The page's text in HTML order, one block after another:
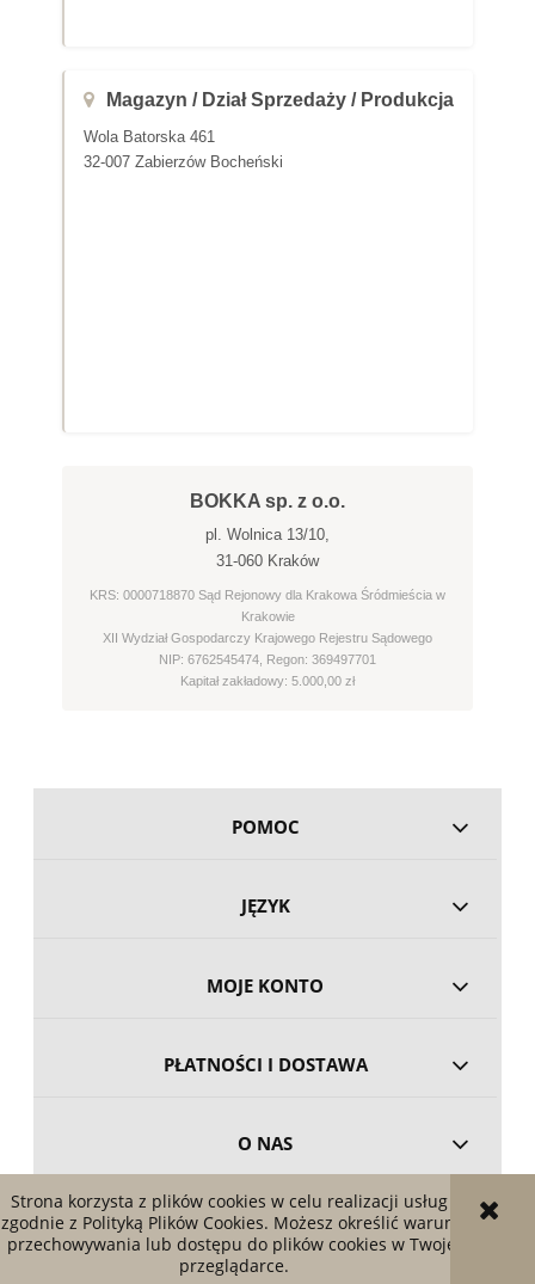
Strona korzysta z plików cookies w celu realizacji usług i
zgodnie z Polityką Plików Cookies. Możesz określić warunki
przechowywania lub dostępu do plików cookies w Twojej
przeglądarce.
Magazyn / Dział Sprzedaży / Produkcja
Wola Batorska 461
32-007 Zabierzów Bocheński
BOKKA sp. z o.o.
pl. Wolnica 13/10,
31-060 Kraków
KRS: 0000718870 Sąd Rejonowy dla Krakowa Śródmieścia w
Krakowie
XII Wydział Gospodarczy Krajowego Rejestru Sądowego
NIP: 6762545474, Regon: 369497701
Kapitał zakładowy: 5.000,00 zł
POMOC
JĘZYK
MOJE KONTO
PŁATNOŚCI I DOSTAWA
O NAS
POKAŻ PEŁNĄ WERSJĘ STRONY
Sklep internetowy Shoper.pl